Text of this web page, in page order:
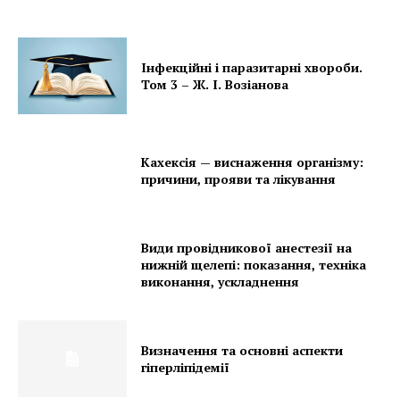
Інфекційні і паразитарні хвороби.
Том 3 – Ж. І. Возіанова
Кахексія — виснаження організму:
причини, прояви та лікування
Види провідникової анестезії на
нижній щелепі: показання, техніка
виконання, ускладнення
Визначення та основні аспекти
гіперліпідемії